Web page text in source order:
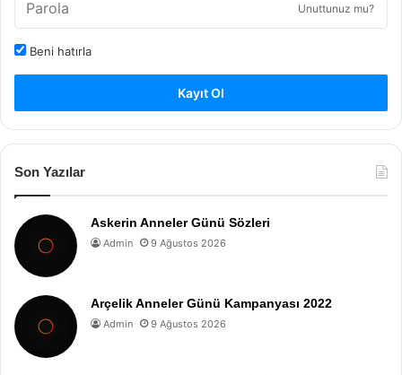
Unuttunuz mu?
Beni hatırla
Kayıt Ol
Son Yazılar
Askerin Anneler Günü Sözleri
Admin 9 Ağustos 2026
Arçelik Anneler Günü Kampanyası 2022
Admin 9 Ağustos 2026